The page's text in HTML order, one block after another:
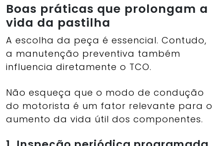
Boas práticas que prolongam a
vida da pastilha
A escolha da peça é essencial. Contudo,
a manutenção preventiva também
influencia diretamente o TCO.
Não esqueça que o modo de condução
do motorista é um fator relevante para o
aumento da vida útil dos componentes.